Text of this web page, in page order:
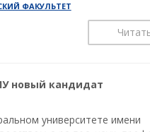
ФАКУЛЬТЕТ
новый кандидат
университете имени